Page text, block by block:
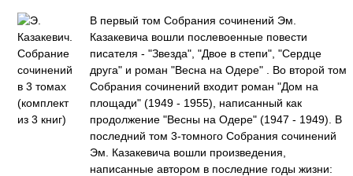
В первый том Собрания сочинений Эм.
Казакевича вошли послевоенные повести
писателя - "Звезда", "Двое в степи", "Сердце
друга" и роман "Весна на Одере" . Во второй том
Собрания сочинений входит роман "Дом на
площади" (1949 - 1955), написанный как
продолжение "Весны на Одере" (1947 - 1949). В
последний том 3-томного Собрания сочинений
Эм. Казакевича вошли произведения,
написанные автором в последние годы жизни: